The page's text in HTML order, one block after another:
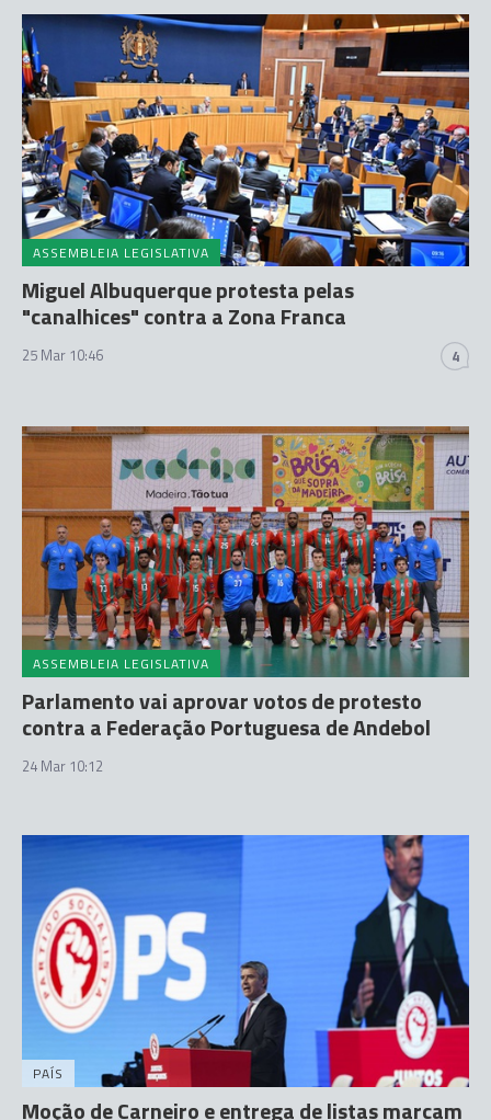
ASSEMBLEIA LEGISLATIVA
Miguel Albuquerque protesta pelas
"canalhices" contra a Zona Franca
25 Mar 10:46 4
ASSEMBLEIA LEGISLATIVA
Parlamento vai aprovar votos de protesto
contra a Federação Portuguesa de Andebol
24 Mar 10:12
PAÍS
Moção de Carneiro e entrega de listas marcam